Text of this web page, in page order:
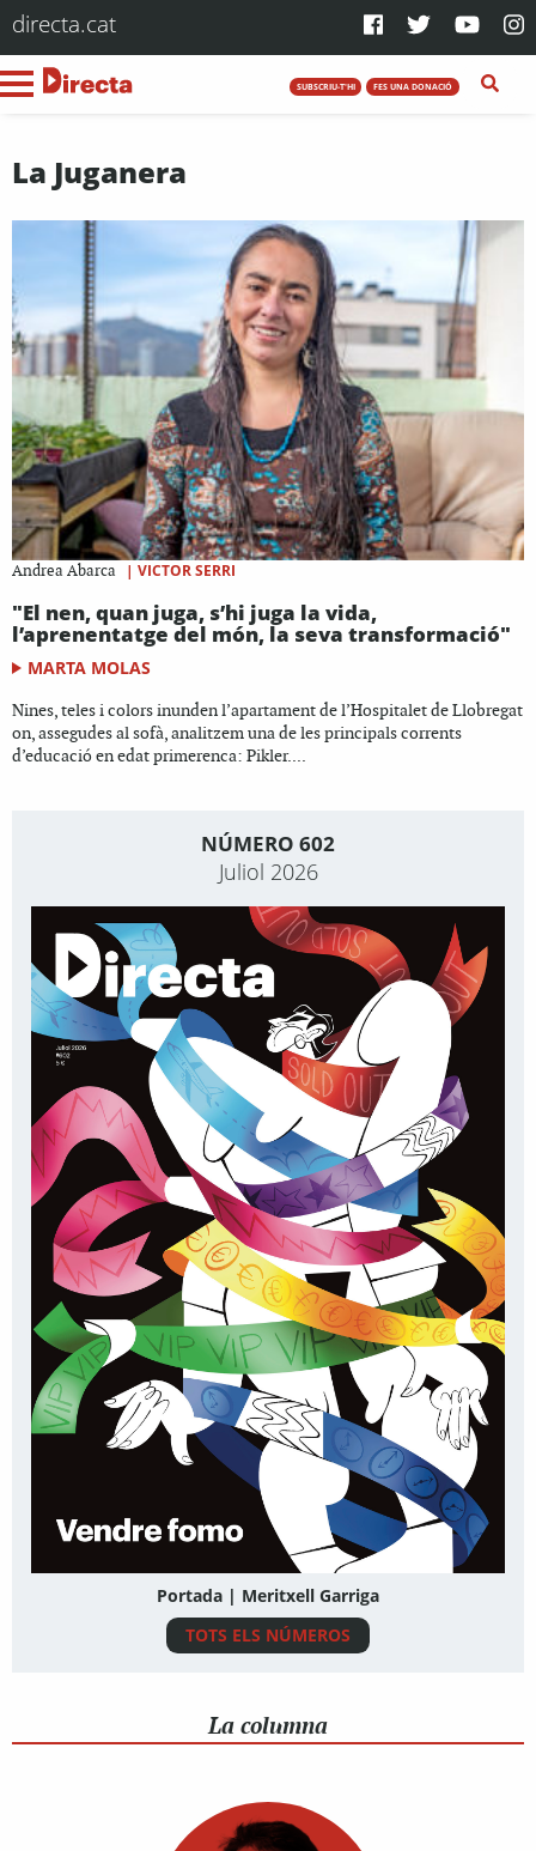
directa.cat
SUBSCRIU-T'HI FES UNA DONACIÓ
La Juganera
Andrea Abarca | VICTOR SERRI
"El nen, quan juga, s’hi juga la vida,
l’aprenentatge del món, la seva transformació"
MARTA MOLAS
Nines, teles i colors inunden l’apartament de l’Hospitalet de Llobregat
on, assegudes al sofà, analitzem una de les principals corrents
d’educació en edat primerenca: Pikler....
NÚMERO 602
Juliol 2026
Portada | Meritxell Garriga
TOTS ELS NÚMEROS
La columna